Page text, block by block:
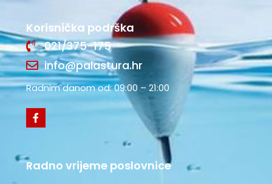
Korisnička podrška
021/375-175
info@palastura.hr
Radnim danom od: 09:00 – 21:00
Radno vrijeme poslovnice